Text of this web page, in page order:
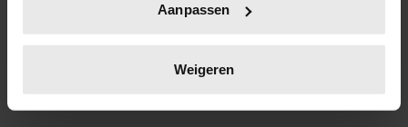
scannen op specifieke eigenschappen (fingerprinting)
verwerkt en stel uw voorkeuren in het
intrekken in de Cookieverklaring.
Aanpassen
Weigeren